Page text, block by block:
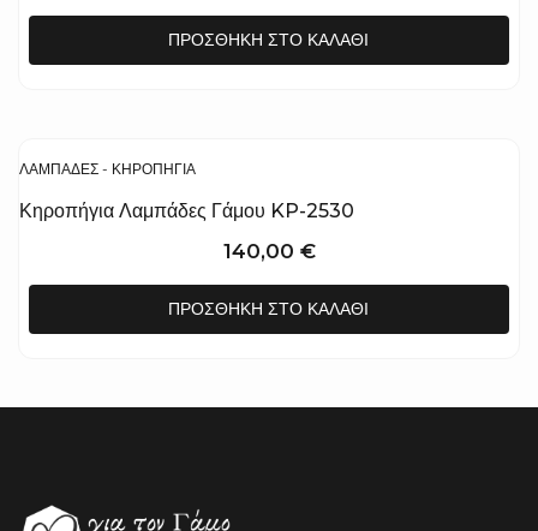
ΠΡΟΣΘΉΚΗ ΣΤΟ ΚΑΛΆΘΙ
ΛΑΜΠΆΔΕΣ - ΚΗΡΟΠΉΓΙΑ
Κηροπήγια Λαμπάδες Γάμου KP-2530
140,00 €
ΠΡΟΣΘΉΚΗ ΣΤΟ ΚΑΛΆΘΙ